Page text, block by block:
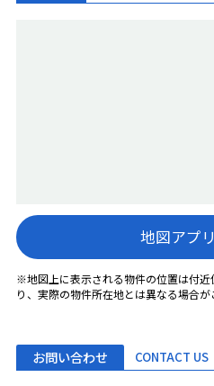
地図アプ
※地図上に表示される物件の位置は付
り、実際の物件所在地とは異なる場合が
お問い合わせ CONTACT US